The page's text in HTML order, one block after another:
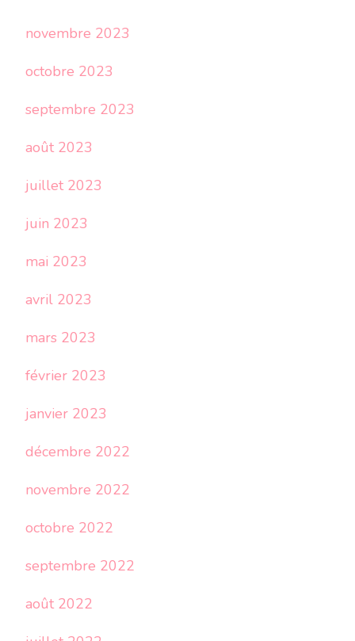
novembre 2023
octobre 2023
septembre 2023
août 2023
juillet 2023
juin 2023
mai 2023
avril 2023
mars 2023
février 2023
janvier 2023
décembre 2022
novembre 2022
octobre 2022
septembre 2022
août 2022